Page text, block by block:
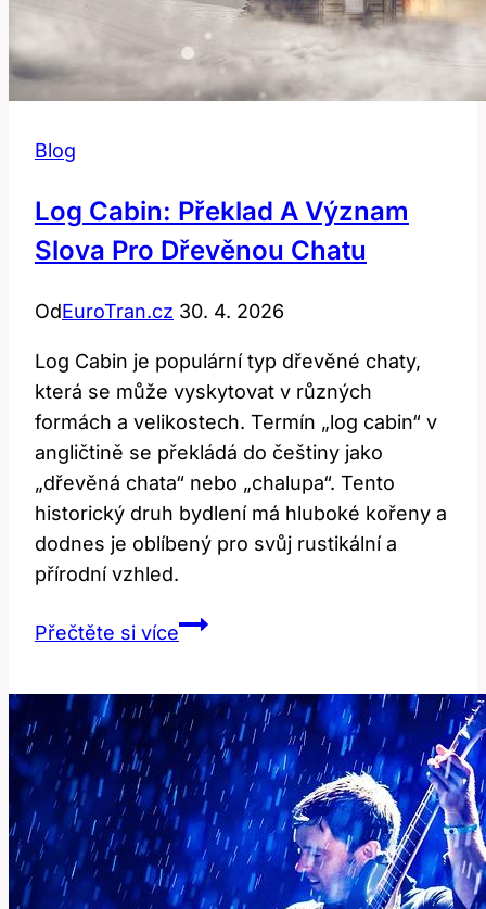
Blog
Log Cabin: Překlad A Význam
Slova Pro Dřevěnou Chatu
OdEuroTran.cz 30. 4. 2026
Log Cabin je populární typ dřevěné chaty,
která se může vyskytovat v různých
formách a velikostech. Termín „log cabin“ v
angličtině se překládá do češtiny jako
„dřevěná chata“ nebo „chalupa“. Tento
historický druh bydlení má hluboké kořeny a
dodnes je oblíbený pro svůj rustikální a
přírodní vzhled.
Přečtěte si víceLog
a
Význam
Slova
Pro
Dřevěnou
Chatu